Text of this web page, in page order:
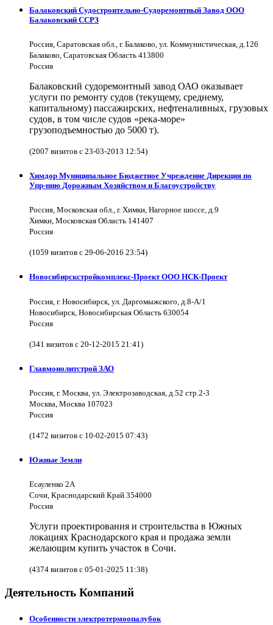
Балаковский Судостроительно-Судоремонтный Завод ООО
Балаковский ССРЗ
Россия, Саратовская обл., г. Балаково, ул. Коммунистическая, д.126
Балаково, Саратовская Область 413800
Россия
Балаковский судоремонтный завод ОАО оказывает
услуги по ремонту судов (текущему, среднему,
капитальному) пассажирских, нефтеналивных, грузовых
судов, в том числе судов «река-море»
грузоподъемностью до 5000 т).
(2007 визитов с 23-03-2013 12:54)
Химдор Муниципальное Бюджетное Учреждение Дирекция по
Упр-нию Дорожным Хозяйством и Благоустройству
Россия, Московская обл., г. Химки, Нагорное шоссе, д.9
Химки, Московская Область 141407
Россия
(1059 визитов с 29-06-2016 23:54)
Новосибирскстройкомплекс-Проект ООО НСК-Проект
Россия, г. Новосибирск, ул. Даргомыжского, д.8-А/1
Новосибирск, Новосибирская Область 630054
Россия
(341 визитов с 20-12-2015 21:41)
Главмонолитстрой ЗАО
Россия, г. Москва, ул. Электрозаводская, д.52 стр.2-3
Москва, Москва 107023
Россия
(1472 визитов с 10-02-2015 07:43)
Южные Земли
Есауленко 2А
Сочи, Краснодарский Край 354000
Россия
Услуги проектирования и строительства в Южных
локациях Краснодарского края и продажа земли
желающим купить участок в Сочи.
(4374 визитов с 05-01-2025 11:38)
Деятельность Компаний
Особенности электротермоопалубок